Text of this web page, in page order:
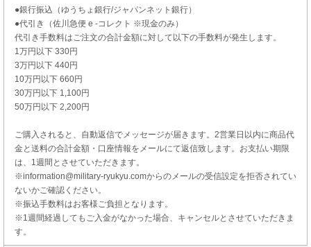
●銀行振込（ゆうちょ銀行/ジャパンネット銀行）
●代引き（佐川急便 e -コレクト ※現金のみ）
代引き手数料はご注文の合計金額に対して以下の手数料が発生します。
1万円以下 330円
3万円以下 440円
10万円以下 660円
30万円以下 1,100円
50万円以下 2,200円
ご購入されると、自動返信でメッセージが届きます。2営業日以内に商品代
金と送料の合計金額・口座情報をメールにて返信致します。お支払い期限
は、1週間とさせていただきます。
※information@military-ryukyu.comからのメールの受信設定を拒否されてい
ないかご確認ください。
※振込手数料はお客様ご負担となります。
※1週間経過してもご入金がなかった場合、キャンセルとさせていただきま
す。